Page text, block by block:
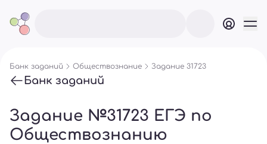
Банк заданий Обществознание Задание 31723
Банк заданий
Задание №31723 ЕГЭ по
Обществознанию